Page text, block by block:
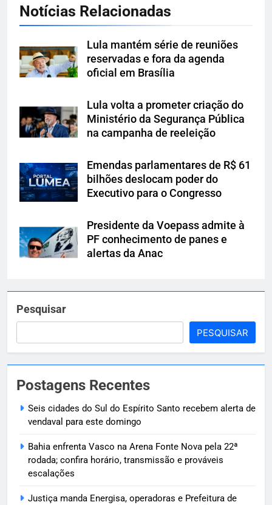
Notícias Relacionadas
Lula mantém série de reuniões
reservadas e fora da agenda
oficial em Brasília
Lula volta a prometer criação do
Ministério da Segurança Pública
na campanha de reeleição
Emendas parlamentares de R$ 61
bilhões deslocam poder do
Executivo para o Congresso
Presidente da Voepass admite à
PF conhecimento de panes e
alertas da Anac
Pesquisar
PESQUISAR
Postagens Recentes
Seis cidades do Sul do Espírito Santo recebem alerta de
vendaval para este domingo
Bahia enfrenta Vasco na Arena Fonte Nova pela 22ª
rodada; confira horário, transmissão e prováveis
escalações
Justiça manda Energisa, operadoras e Prefeitura de